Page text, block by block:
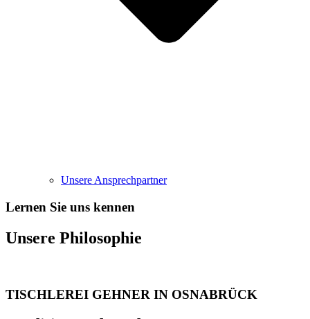
Unsere Ansprechpartner
Lernen Sie uns kennen
Unsere Philosophie
TISCHLEREI GEHNER IN OSNABRÜCK